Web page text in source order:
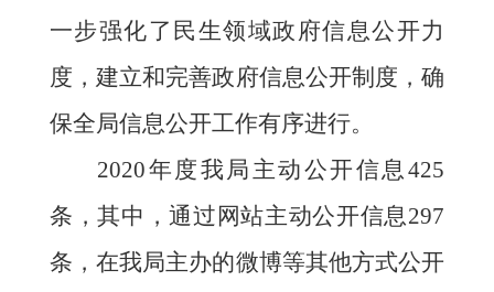
一步强化了民生领域政府信息公开力
度 ，建立和完善政府信息公开制度， 确
保全局信息公开工作有序进行。
2020年度我局主动公开信息425
条，其中，通过网站主动公开信息297
条，在我局主办的微博等其他方式公开